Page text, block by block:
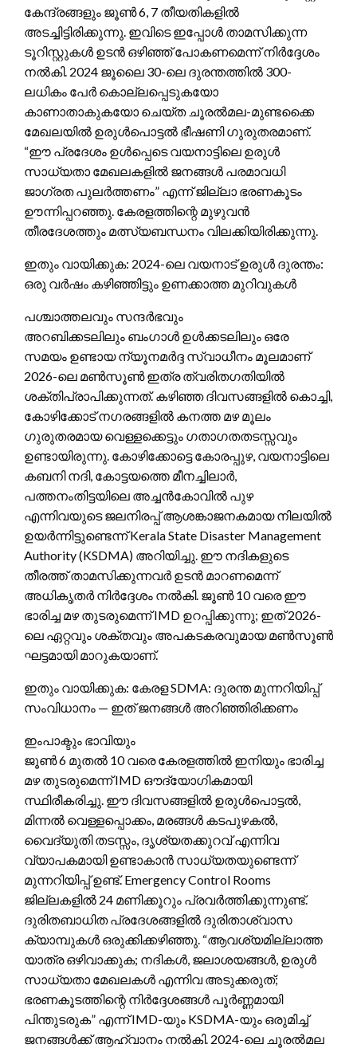
കേന്ദ്രങ്ങളും ജൂൺ 6, 7 തീയതികളിൽ
അടച്ചിട്ടിരിക്കുന്നു. ഇവിടെ ഇപ്പോൾ താമസിക്കുന്ന
ടൂറിസ്റ്റുകൾ ഉടൻ ഒഴിഞ്ഞ് പോകണമെന്ന് നിർദ്ദേശം
നൽകി. 2024 ജൂലൈ 30-ലെ ദുരന്തത്തിൽ 300-
ലധികം പേർ കൊല്ലപ്പെടുകയോ
കാണാതാകുകയോ ചെയ്ത ചൂരൽമല-മുണ്ടക്കൈ
മേഖലയിൽ ഉരുൾപൊട്ടൽ ഭീഷണി ഗുരുതരമാണ്.
“ഈ പ്രദേശം ഉൾപ്പെടെ വയനാട്ടിലെ ഉരുൾ
സാധ്യതാ മേഖലകളിൽ ജനങ്ങൾ പരമാവധി
ജാഗ്രത പുലർത്തണം” എന്ന് ജില്ലാ ഭരണകൂടം
ഊന്നിപ്പറഞ്ഞു. കേരളത്തിന്റെ മുഴുവൻ
തീരദേശത്തും മത്സ്യബന്ധനം വിലക്കിയിരിക്കുന്നു.
ഇതും വായിക്കുക: 2024-ലെ വയനാട് ഉരുൾ ദുരന്തം:
ഒരു വർഷം കഴിഞ്ഞിട്ടും ഉണക്കാത്ത മുറിവുകൾ
പശ്ചാത്തലവും സന്ദർഭവും
അറബിക്കടലിലും ബംഗാൾ ഉൾക്കടലിലും ഒരേ
സമയം ഉണ്ടായ ന്യൂനമർദ്ദ സ്വാധീനം മൂലമാണ്
2026-ലെ മൺസൂൺ ഇത്ര ത്വരിതഗതിയിൽ
ശക്തിപ്രാപിക്കുന്നത്. കഴിഞ്ഞ ദിവസങ്ങളിൽ കൊച്ചി,
കോഴിക്കോട് നഗരങ്ങളിൽ കനത്ത മഴ മൂലം
ഗുരുതരമായ വെള്ളക്കെട്ടും ഗതാഗതതടസ്സവും
ഉണ്ടായിരുന്നു. കോഴിക്കോട്ടെ കോരപ്പുഴ, വയനാട്ടിലെ
കബനി നദി, കോട്ടയത്തെ മീനച്ചിലാർ,
പത്തനംതിട്ടയിലെ അച്ചൻകോവിൽ പുഴ
എന്നിവയുടെ ജലനിരപ്പ് ആശങ്കാജനകമായ നിലയിൽ
ഉയർന്നിട്ടുണ്ടെന്ന് Kerala State Disaster Management
Authority (KSDMA) അറിയിച്ചു. ഈ നദികളുടെ
തീരത്ത് താമസിക്കുന്നവർ ഉടൻ മാറണമെന്ന്
അധികൃതർ നിർദ്ദേശം നൽകി. ജൂൺ 10 വരെ ഈ
ഭാരിച്ച മഴ തുടരുമെന്ന് IMD ഉറപ്പിക്കുന്നു; ഇത് 2026-
ലെ ഏറ്റവും ശക്തവും അപകടകരവുമായ മൺസൂൺ
ഘട്ടമായി മാറുകയാണ്.
ഇതും വായിക്കുക: കേരള SDMA: ദുരന്ത മുന്നറിയിപ്പ്
സംവിധാനം — ഇത് ജനങ്ങൾ അറിഞ്ഞിരിക്കണം
ഇംപാക്ടും ഭാവിയും
ജൂൺ 6 മുതൽ 10 വരെ കേരളത്തിൽ ഇനിയും ഭാരിച്ച
മഴ തുടരുമെന്ന് IMD ഔദ്യോഗികമായി
സ്ഥിരീകരിച്ചു. ഈ ദിവസങ്ങളിൽ ഉരുൾപൊട്ടൽ,
മിന്നൽ വെള്ളപ്പൊക്കം, മരങ്ങൾ കടപുഴകൽ,
വൈദ്യുതി തടസ്സം, ദൃശ്യതക്കുറവ് എന്നിവ
വ്യാപകമായി ഉണ്ടാകാൻ സാധ്യതയുണ്ടെന്ന്
മുന്നറിയിപ്പ് ഉണ്ട്. Emergency Control Rooms
ജില്ലകളിൽ 24 മണിക്കൂറും പ്രവർത്തിക്കുന്നുണ്ട്.
ദുരിതബാധിത പ്രദേശങ്ങളിൽ ദുരിതാശ്വാസ
ക്യാമ്പുകൾ ഒരുക്കിക്കഴിഞ്ഞു. “ആവശ്യമില്ലാത്ത
യാത്ര ഒഴിവാക്കുക; നദികൾ, ജലാശയങ്ങൾ, ഉരുൾ
സാധ്യതാ മേഖലകൾ എന്നിവ അടുക്കരുത്;
ഭരണകൂടത്തിന്റെ നിർദ്ദേശങ്ങൾ പൂർണ്ണമായി
പിന്തുടരുക” എന്ന് IMD-യും KSDMA-യും ഒരുമിച്ച്
ജനങ്ങൾക്ക് ആഹ്വാനം നൽകി. 2024-ലെ ചൂരൽമല